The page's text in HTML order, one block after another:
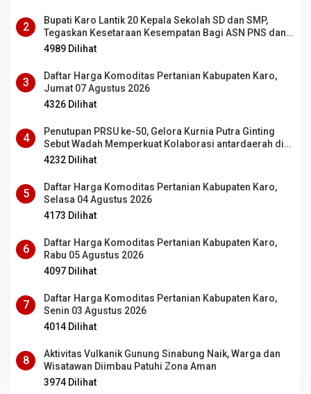
2
Bupati Karo Lantik 20 Kepala Sekolah SD dan SMP,
Tegaskan Kesetaraan Kesempatan Bagi ASN PNS dan
PPPK
4989 Dilihat
3
Daftar Harga Komoditas Pertanian Kabupaten Karo,
Jumat 07 Agustus 2026
4326 Dilihat
4
Penutupan PRSU ke-50, Gelora Kurnia Putra Ginting
Sebut Wadah Memperkuat Kolaborasi antardaerah di
Sumut
4232 Dilihat
5
Daftar Harga Komoditas Pertanian Kabupaten Karo,
Selasa 04 Agustus 2026
4173 Dilihat
6
Daftar Harga Komoditas Pertanian Kabupaten Karo,
Rabu 05 Agustus 2026
4097 Dilihat
7
Daftar Harga Komoditas Pertanian Kabupaten Karo,
Senin 03 Agustus 2026
4014 Dilihat
8
Aktivitas Vulkanik Gunung Sinabung Naik, Warga dan
Wisatawan Diimbau Patuhi Zona Aman
3974 Dilihat